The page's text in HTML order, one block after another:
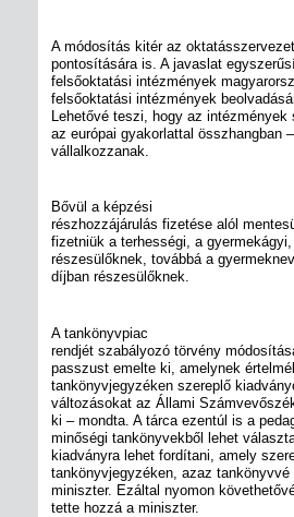
A módosítás kitér az
pontosítására is. A javaslat
felsőoktatási intézmények
felsőoktatási intézmények
Lehetővé teszi, hogy az
az európai gyakorlattal összhangban
vállalkozzanak.
Bővül a képzési
részhozzájárulás fizetése alól
fizetniük a terhességi, a
részesülőknek, továbbá a
díjban részesülőknek.
A tankönyvpiac
rendjét szabályozó törvény
passzust emelte ki, amelynek
tankönyvjegyzéken szereplő
változásokat az Állami
ki – mondta. A tárca ezentúl is a
minőségi tankönyvekből lehet
kiadványra lehet fordítani, amely
tankönyvjegyzéken, azaz
miniszter. Ezáltal nyomon
tette hozzá a miniszter.